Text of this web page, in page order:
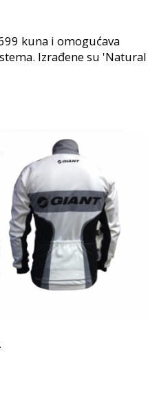
kuna i omogućava
Izrađene su 'Natural